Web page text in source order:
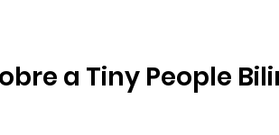
a Tiny People